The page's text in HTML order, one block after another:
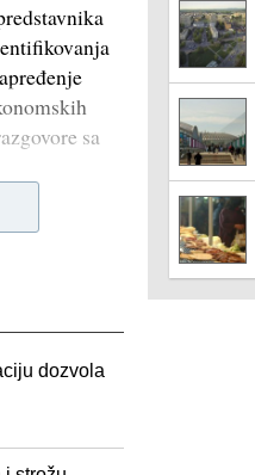
sa
dozvola